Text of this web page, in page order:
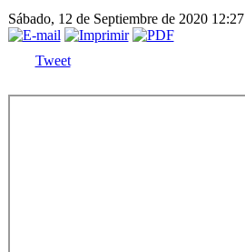
Sábado, 12 de Septiembre de 2020 12:27
Tweet